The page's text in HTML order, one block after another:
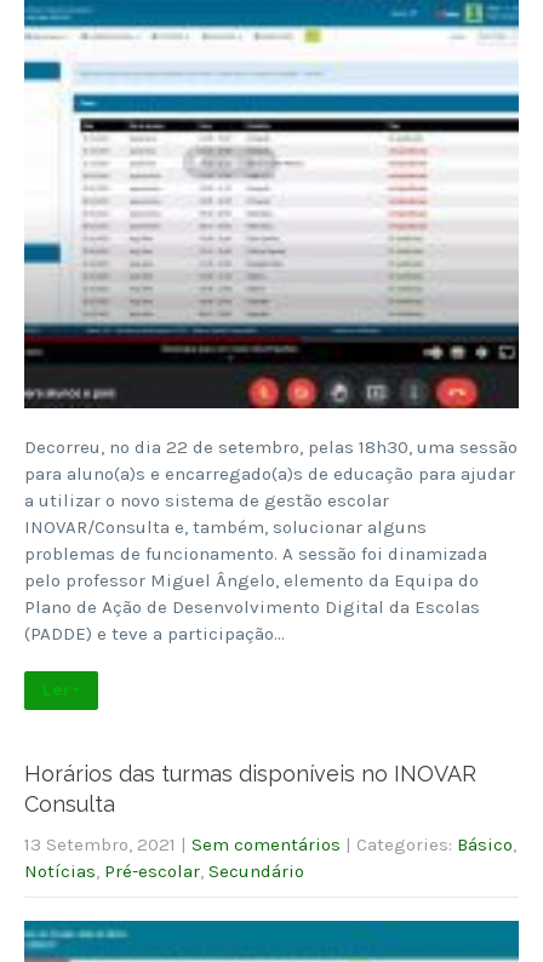
Decorreu, no dia 22 de setembro, pelas 18h30, uma sessão
para aluno(a)s e encarregado(a)s de educação para ajudar
a utilizar o novo sistema de gestão escolar
INOVAR/Consulta e, também, solucionar alguns
problemas de funcionamento. A sessão foi dinamizada
pelo professor Miguel Ângelo, elemento da Equipa do
Plano de Ação de Desenvolvimento Digital da Escolas
(PADDE) e teve a participação…
Ler +
Horários das turmas disponíveis no INOVAR
Consulta
13 Setembro, 2021 | Sem comentários | Categories: Básico
Notícias Pré-escolar Secundário